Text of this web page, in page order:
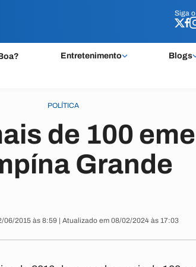
Siga o
Entretenimento Blogs
Siga o
POLÍTICA
de 100
Grande
06/2015 às 8:59 | Atualizado em 08/02/2024 às 17:03